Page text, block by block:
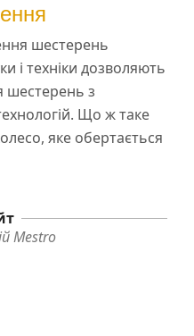
шестерень
і техніки дозволяють
шестерень з
Що ж таке
яке обертається
Mestro